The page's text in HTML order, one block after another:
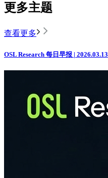
更多主题
查看更多
OSL Research 每日早报 | 2026.03.13